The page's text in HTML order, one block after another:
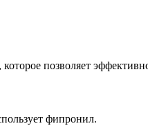
позволяет
фипронил.